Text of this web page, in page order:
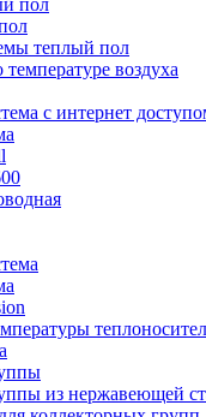
теплый пол
воздуха
с интернет
из нержавеющей